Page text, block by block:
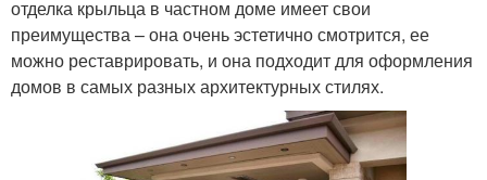
отделка крыльца в частном доме имеет свои
преимущества – она очень эстетично смотрится, ее
можно реставрировать, и она подходит для оформления
домов в самых разных архитектурных стилях.